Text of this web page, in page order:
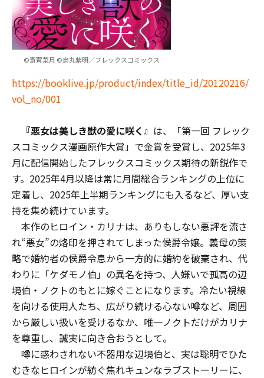
©斎賀菜月 ©烏丸紫明／フレックスコミックス
https://booklive.jp/product/index/title_id/20120216/
vol_no/001
『悪女は美しき獣の愛に咲く』 は、「第一回 フレック
スコミックス漫画原作大賞」で金賞を受賞し、2025年3
月に配信開始したフレックスコミックス期待の新鋭作で
す。2025年4月以降は常に月間総合ランキングの上位に
定着し、2025年上半期ランキングにも入るなど、厚い支
持を集め続けています。
本作のヒロイン・カリナは、ありもしない悪評を流さ
れ“悪女”の烙印を押されてしまった侯爵令嬢。義母の策
略で婚約者の侯爵令息から一方的に婚約を破棄され、代
わりに「ケダモノ伯」の異名を持つ、人嫌いで孤高の辺
境伯・ノクトのもとに嫁ぐことになります。冷たい視線
を向ける使用人たち、広がり続ける心ない噂など、周囲
から厳しい扱いを受けるなか、唯一ノクトだけがカリナ
を尊重し、誠実に向き合おうとして――。
噂に惑わされない不器用な辺境伯と、実は聡明でひた
むきなヒロインが紡ぐ焦れキュンなラブストーリーに、